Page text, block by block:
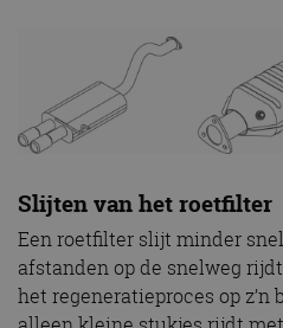
Slijten van het roetfilter
Een roetfilter slijt minder
afstanden op de snelweg
het regeneratieproces op z’n